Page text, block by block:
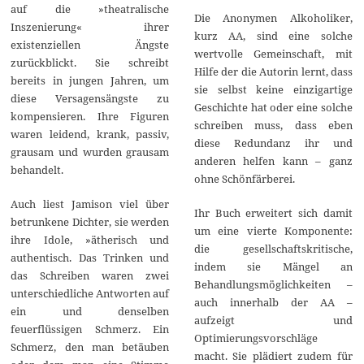
auf die »theatralische
Inszenierung« ihrer
existenziellen Ängste
zurückblickt. Sie schreibt
bereits in jungen Jahren, um
diese Versagensängste zu
kompensieren. Ihre Figuren
waren leidend, krank, passiv,
grausam und wurden grausam
behandelt.
Auch liest Jamison viel über
betrunkene Dichter, sie werden
ihre Idole, »ätherisch und
authentisch. Das Trinken und
das Schreiben waren zwei
unterschiedliche Antworten auf
ein und denselben
feuerflüssigen Schmerz. Ein
Schmerz, den man betäuben
Die Anonymen Alkoholiker,
kurz AA, sind eine solche
wertvolle Gemeinschaft, mit
Hilfe der die Autorin lernt, dass
sie selbst keine einzigartige
Geschichte hat oder eine solche
schreiben muss, dass eben
diese Redundanz ihr und
anderen helfen kann – ganz
ohne Schönfärberei.
Ihr Buch erweitert sich damit
um eine vierte Komponente:
die gesellschaftskritische,
indem sie Mängel an
Behandlungsmöglichkeiten –
auch innerhalb der AA –
aufzeigt und
Optimierungsvorschläge
macht. Sie plädiert zudem für